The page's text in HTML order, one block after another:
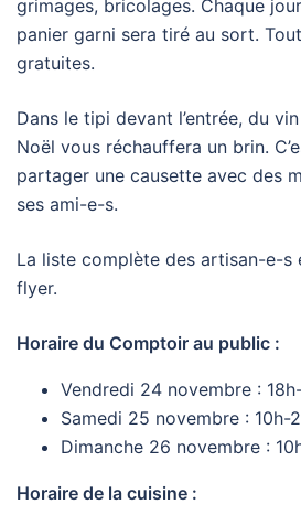
grimages, bricolages. Chaque
panier garni sera tiré au sort.
gratuites.
Dans le tipi devant l’entrée, du
Noël vous réchauffera un brin.
partager une causette avec des
ses ami-e-s.
La liste complète des artisan-e-s
flyer.
Horaire du Comptoir au public :
Vendredi 24 novembre :
Samedi 25 novembre : 10h-
Dimanche 26 novembre :
Horaire de la cuisine :